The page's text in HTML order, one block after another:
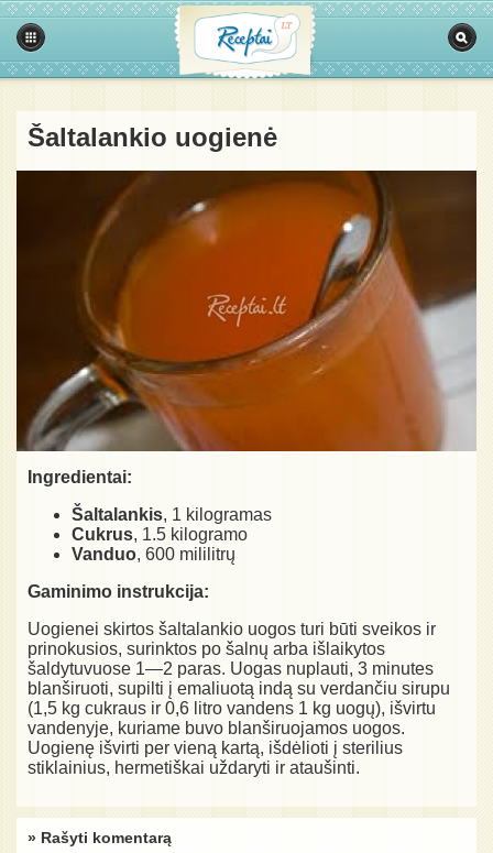
Šaltalankio uogienė
Ingredientai:
Šaltalankis, 1 kilogramas
Cukrus, 1.5 kilogramo
Vanduo, 600 mililitrų
Gaminimo instrukcija:
Uogienei skirtos šaltalankio uogos turi būti sveikos ir
prinokusios, surinktos po šalnų arba išlaikytos
šaldytuvuose 1—2 paras. Uogas nuplauti, 3 minutes
blanširuoti, supilti į emaliuotą indą su verdančiu sirupu
(1,5 kg cukraus ir 0,6 litro vandens 1 kg uogų), išvirtu
vandenyje, kuriame buvo blanširuojamos uogos.
Uogienę išvirti per vieną kartą, išdėlioti į sterilius
stiklainius, hermetiškai uždaryti ir ataušinti.
» Rašyti komentarą